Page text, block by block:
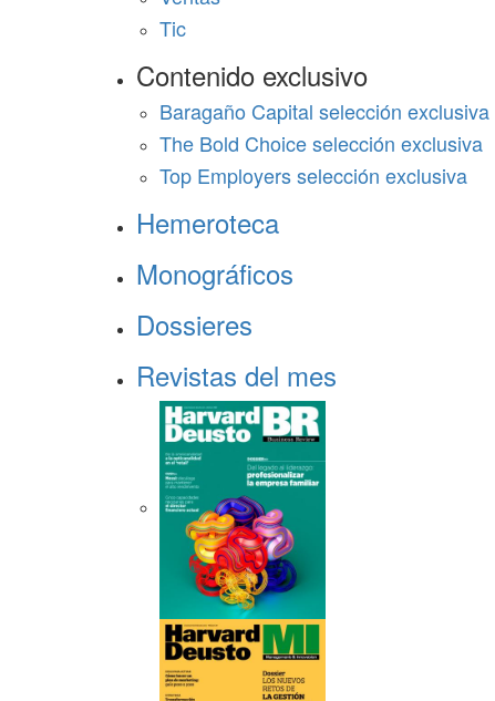
Tic
Contenido exclusivo
Baragaño Capital selección exclusiva
The Bold Choice selección exclusiva
Top Employers selección exclusiva
Hemeroteca
Monográficos
Dossieres
Revistas del mes